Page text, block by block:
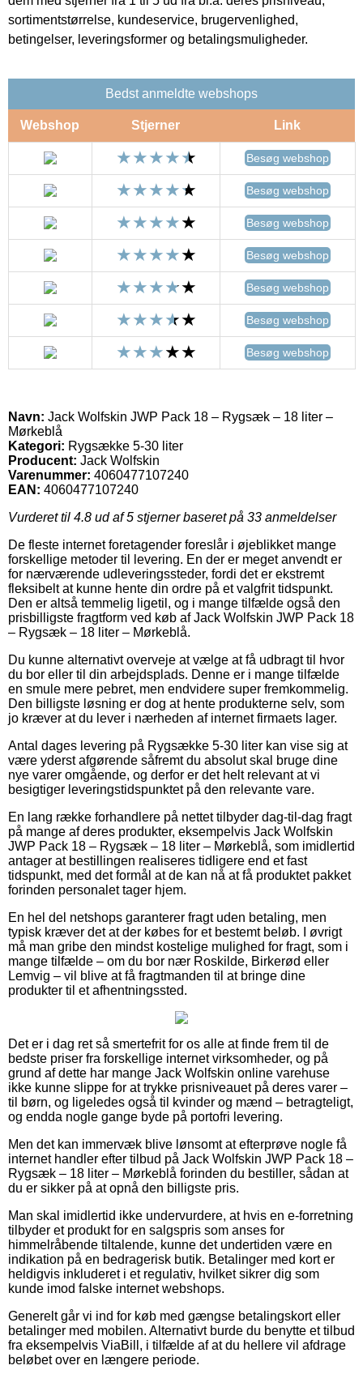
sortimentstørrelse, kundeservice, brugervenlighed,
betingelser, leveringsformer og betalingsmuligheder.
Bedst anmeldte webshops
Webshop Stjerner Link
Besøg webshop
Besøg webshop
Besøg webshop
Besøg webshop
Besøg webshop
Besøg webshop
Besøg webshop
Navn: Jack Wolfskin JWP Pack 18 – Rygsæk – 18 liter –
Mørkeblå
Kategori: Rygsække 5-30 liter
Producent: Jack Wolfskin
Varenummer: 4060477107240
EAN: 4060477107240
Vurderet til 4.8 ud af 5 stjerner baseret på 33 anmeldelser
De fleste internet foretagender foreslår i øjeblikket mange
forskellige metoder til levering. En der er meget anvendt er
for nærværende udleveringssteder, fordi det er ekstremt
fleksibelt at kunne hente din ordre på et valgfrit tidspunkt.
Den er altså temmelig ligetil, og i mange tilfælde også den
prisbilligste fragtform ved køb af Jack Wolfskin JWP Pack 18
– Rygsæk – 18 liter – Mørkeblå.
Du kunne alternativt overveje at vælge at få udbragt til hvor
du bor eller til din arbejdsplads. Denne er i mange tilfælde
en smule mere pebret, men endvidere super fremkommelig.
Den billigste løsning er dog at hente produkterne selv, som
jo kræver at du lever i nærheden af internet firmaets lager.
Antal dages levering på Rygsække 5-30 liter kan vise sig at
være yderst afgørende såfremt du absolut skal bruge dine
nye varer omgående, og derfor er det helt relevant at vi
besigtiger leveringstidspunktet på den relevante vare.
En lang række forhandlere på nettet tilbyder dag-til-dag fragt
på mange af deres produkter, eksempelvis Jack Wolfskin
JWP Pack 18 – Rygsæk – 18 liter – Mørkeblå, som imidlertid
antager at bestillingen realiseres tidligere end et fast
tidspunkt, med det formål at de kan nå at få produktet pakket
forinden personalet tager hjem.
En hel del netshops garanterer fragt uden betaling, men
typisk kræver det at der købes for et bestemt beløb. I øvrigt
må man gribe den mindst kostelige mulighed for fragt, som i
mange tilfælde – om du bor nær Roskilde, Birkerød eller
Lemvig – vil blive at få fragtmanden til at bringe dine
produkter til et afhentningssted.
Det er i dag ret så smertefrit for os alle at finde frem til de
bedste priser fra forskellige internet virksomheder, og på
grund af dette har mange Jack Wolfskin online varehuse
ikke kunne slippe for at trykke prisniveauet på deres varer –
til børn, og ligeledes også til kvinder og mænd – betragteligt,
og endda nogle gange byde på portofri levering.
Men det kan immervæk blive lønsomt at efterprøve nogle få
internet handler efter tilbud på Jack Wolfskin JWP Pack 18 –
Rygsæk – 18 liter – Mørkeblå forinden du bestiller, sådan at
du er sikker på at opnå den billigste pris.
Man skal imidlertid ikke undervurdere, at hvis en e-forretning
tilbyder et produkt for en salgspris som anses for
himmelråbende tiltalende, kunne det undertiden være en
indikation på en bedragerisk butik. Betalinger med kort er
heldigvis inkluderet i et regulativ, hvilket sikrer dig som
kunde imod falske internet webshops.
Generelt går vi ind for køb med gængse betalingskort eller
betalinger med mobilen. Alternativt burde du benytte et tilbud
fra eksempelvis ViaBill, i tilfælde af at du hellere vil afdrage
beløbet over en længere periode.